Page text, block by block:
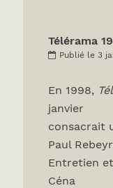
Télérama
Publié le 3
En 1998,
janvier
consacrait
Paul
Entretien
Céna